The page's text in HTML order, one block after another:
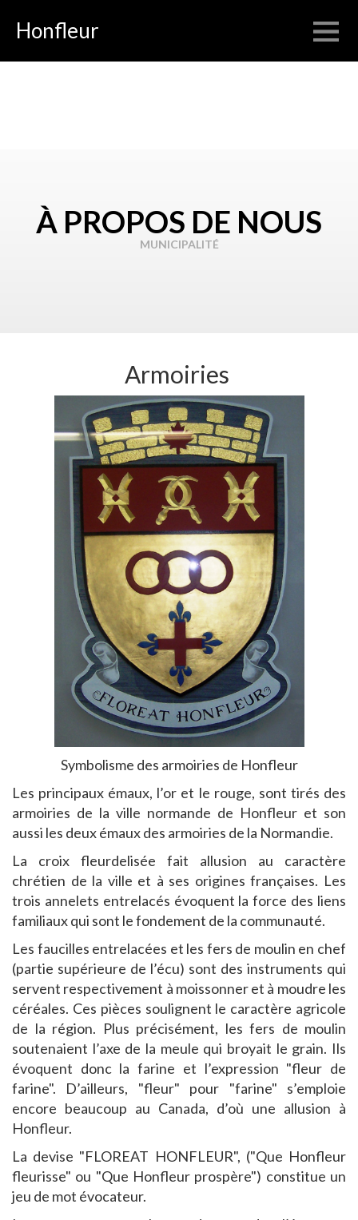
Honfleur
À PROPOS DE NOUS
MUNICIPALITÉ
Armoiries
Symbolisme des armoiries de Honfleur
Les principaux émaux, l’or et le rouge, sont tirés des
armoiries de la ville normande de Honfleur et son
aussi les deux émaux des armoiries de la Normandie.
La croix fleurdelisée fait allusion au caractère
chrétien de la ville et à ses origines françaises. Les
trois annelets entrelacés évoquent la force des liens
familiaux qui sont le fondement de la communauté.
Les faucilles entrelacées et les fers de moulin en chef
(partie supérieure de l’écu) sont des instruments qui
servent respectivement à moissonner et à moudre les
céréales. Ces pièces soulignent le caractère agricole
de la région. Plus précisément, les fers de moulin
soutenaient l’axe de la meule qui broyait le grain. Ils
évoquent donc la farine et l’expression "fleur de
farine". D’ailleurs, "fleur" pour "farine" s’emploie
encore beaucoup au Canada, d’où une allusion à
Honfleur.
La devise "FLOREAT HONFLEUR", ("Que Honfleur
fleurisse" ou "Que Honfleur prospère") constitue un
jeu de mot évocateur.